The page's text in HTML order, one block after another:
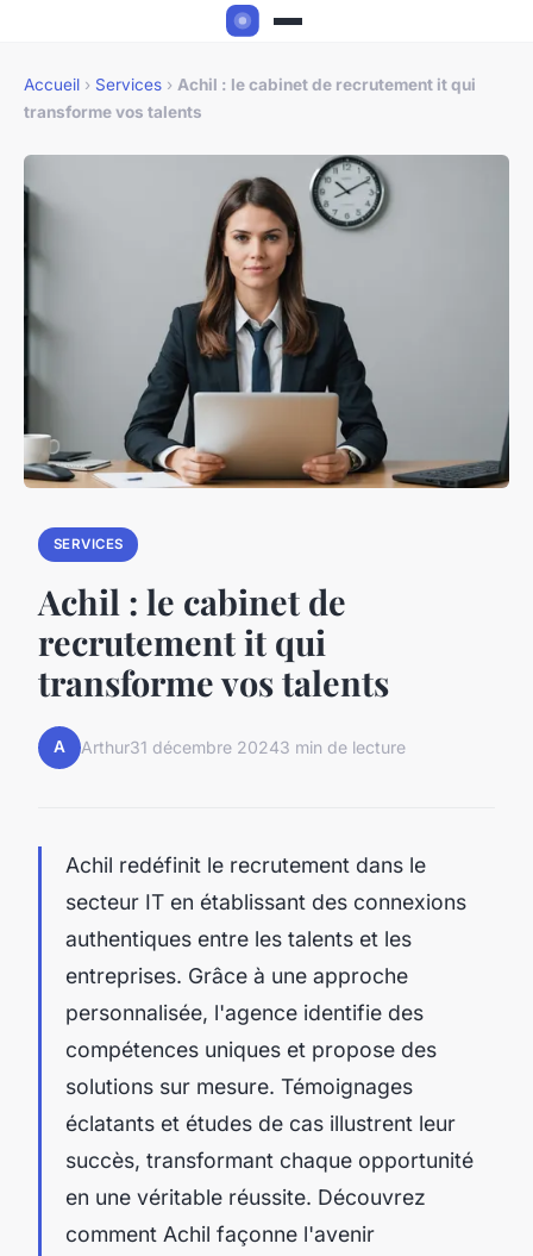
Accueil › Services › Achil : le cabinet de recrutement it qui
transforme vos talents
SERVICES
Achil : le cabinet de
recrutement it qui
transforme vos talents
A Arthur31 décembre 20243 min de lecture
Achil redéfinit le recrutement dans le
secteur IT en établissant des connexions
authentiques entre les talents et les
entreprises. Grâce à une approche
personnalisée, l'agence identifie des
compétences uniques et propose des
solutions sur mesure. Témoignages
éclatants et études de cas illustrent leur
succès, transformant chaque opportunité
en une véritable réussite. Découvrez
comment Achil façonne l'avenir